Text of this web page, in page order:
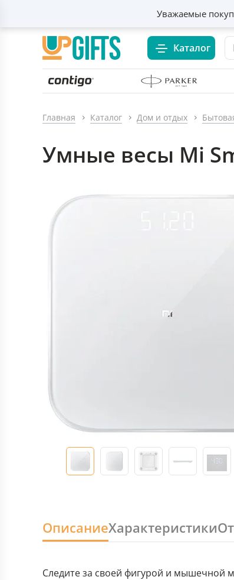
Уважаемые
Каталог
Главная Каталог Дом и отдых
Умные весы Mi
ОписаниеХарактеристики
Следите за своей фигурой и мышечной